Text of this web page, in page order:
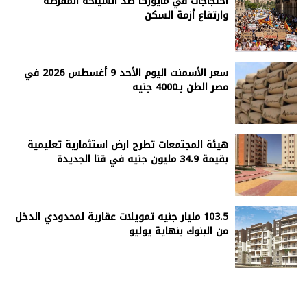
وارتفاع أزمة السكن
سعر الأسمنت اليوم الأحد 9 أغسطس 2026 في
مصر الطن بـ4000 جنيه
هيئة المجتمعات تطرح ارض استثمارية تعليمية
بقيمة 34.9 مليون جنيه في قنا الجديدة
103.5 مليار جنيه تمويلات عقارية لمحدودي الدخل
من البنوك بنهاية يوليو